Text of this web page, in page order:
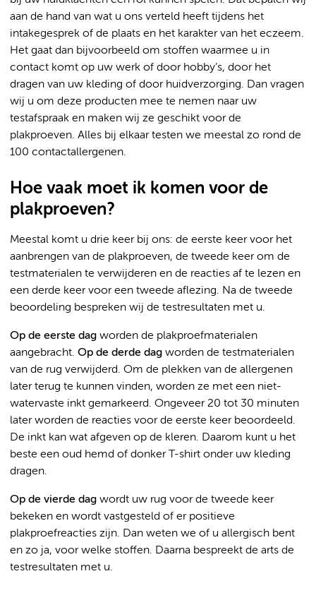
aan de hand van wat u ons verteld heeft tijdens het
intakegesprek of de plaats en het karakter van het eczeem.
Het gaat dan bijvoorbeeld om stoffen waarmee u in
contact komt op uw werk of door hobby’s, door het
dragen van uw kleding of door huidverzorging. Dan vragen
wij u om deze producten mee te nemen naar uw
testafspraak en maken wij ze geschikt voor de
plakproeven. Alles bij elkaar testen we meestal zo rond de
100 contactallergenen.
Hoe vaak moet ik komen voor de
plakproeven?
Meestal komt u drie keer bij ons: de eerste keer voor het
aanbrengen van de plakproeven, de tweede keer om de
testmaterialen te verwijderen en de reacties af te lezen en
een derde keer voor een tweede aflezing. Na de tweede
beoordeling bespreken wij de testresultaten met u.
Op de eerste dag worden de plakproefmaterialen
aangebracht. Op de derde dag worden de testmaterialen
van de rug verwijderd. Om de plekken van de allergenen
later terug te kunnen vinden, worden ze met een niet-
watervaste inkt gemarkeerd. Ongeveer 20 tot 30 minuten
later worden de reacties voor de eerste keer beoordeeld.
De inkt kan wat afgeven op de kleren. Daarom kunt u het
beste een oud hemd of donker T-shirt onder uw kleding
dragen.
Op de vierde dag wordt uw rug voor de tweede keer
bekeken en wordt vastgesteld of er positieve
plakproefreacties zijn. Dan weten we of u allergisch bent
en zo ja, voor welke stoffen. Daarna bespreekt de arts de
testresultaten met u.